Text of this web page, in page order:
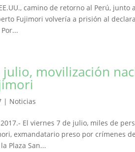
camino de retorno al Perú,
Fujimori volvería a prisión al
julio, movilización
| Noticias
El viernes 7 de julio, miles de
exmandatario preso por crímenes
Plaza San...